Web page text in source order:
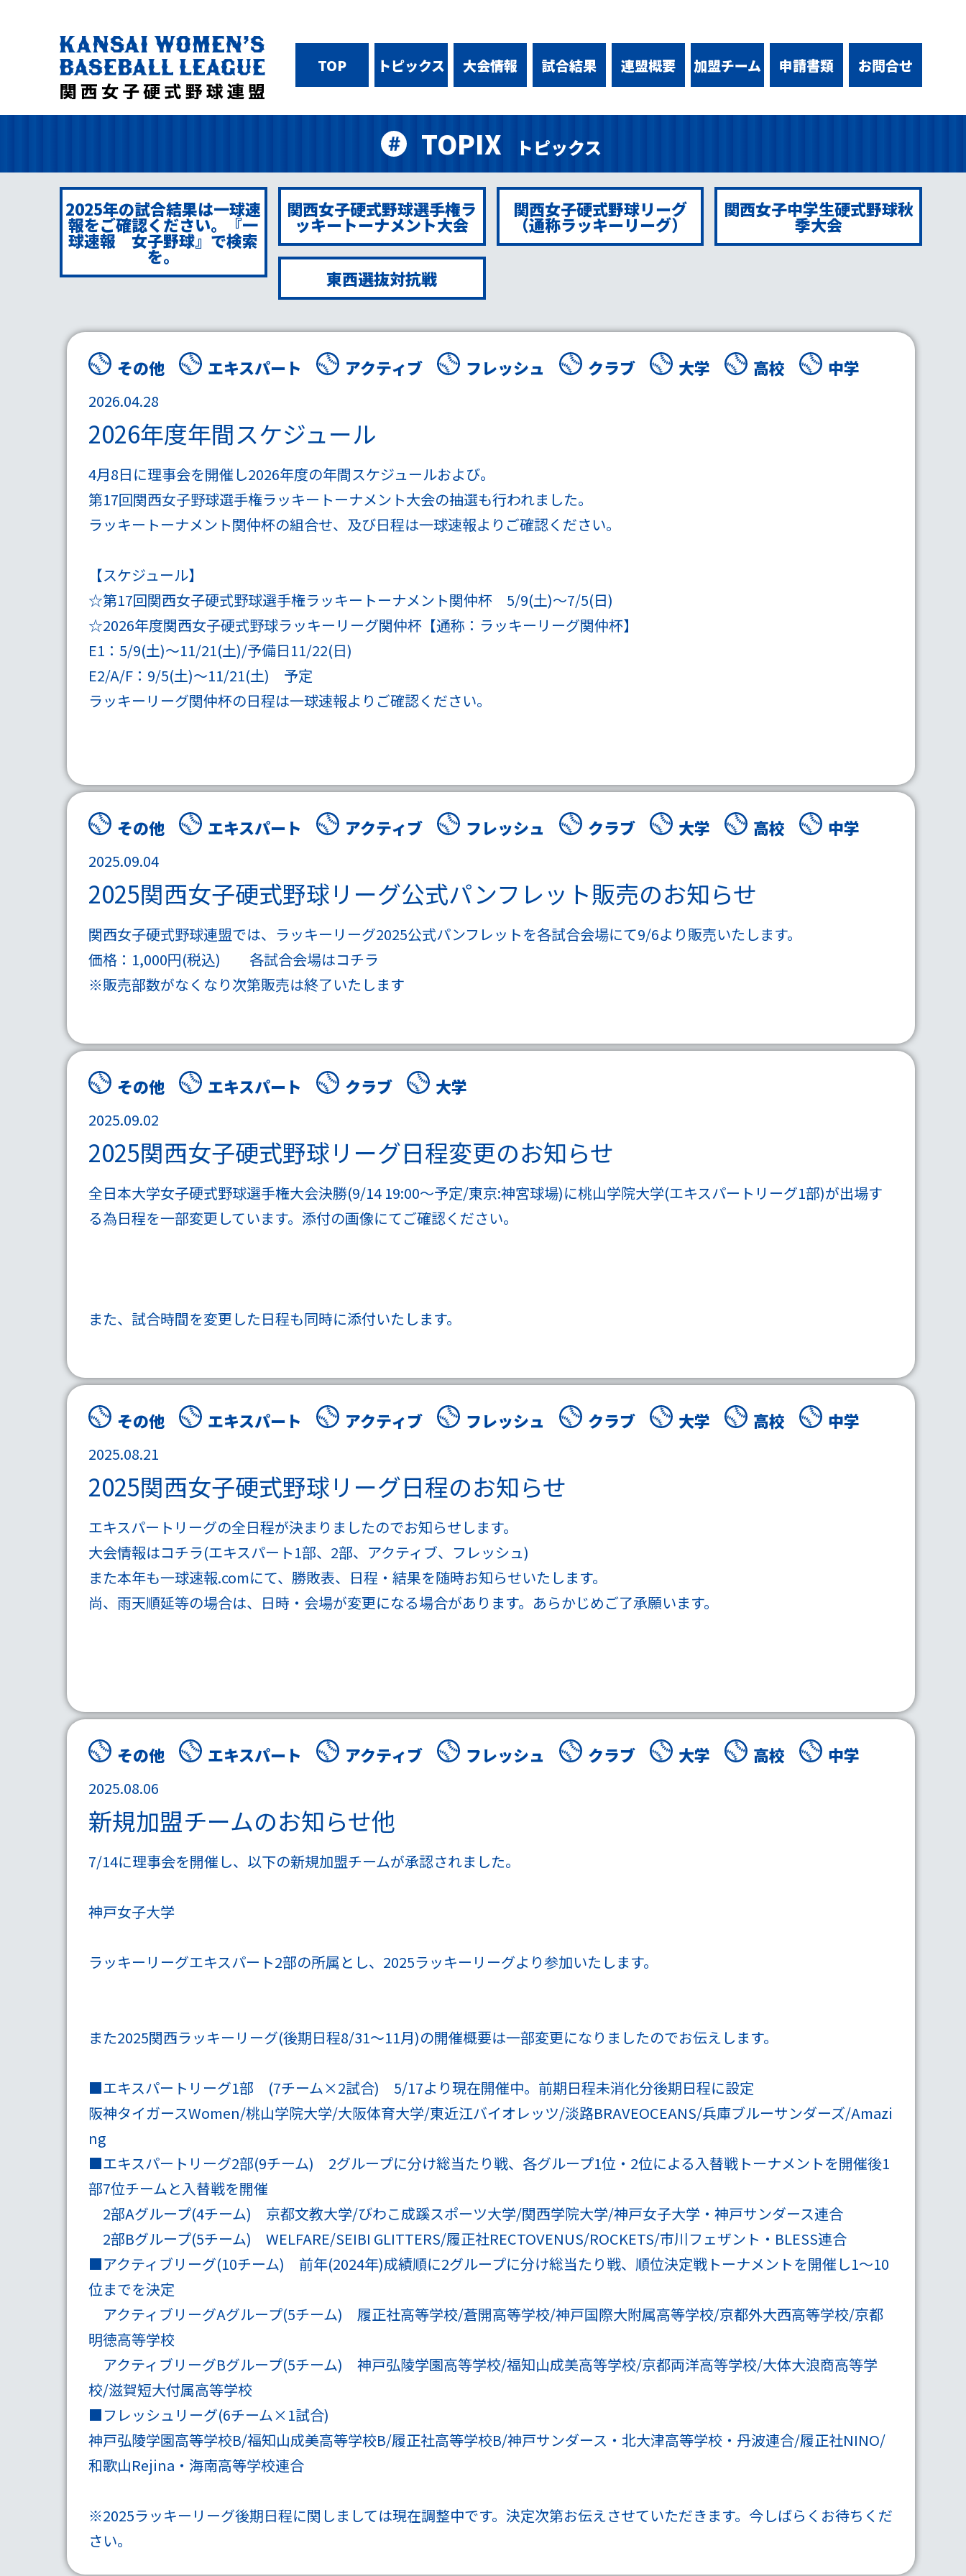
TOP トピックス 大会情報 試合結果 連盟概要 加盟チーム 申請書類 お問合せ
TOPIX トピックス
2025年の試合結果は一球速
報をご確認ください。『一
球速報 女子野球』で検索
を。
関西女子硬式野球選手権ラ
ッキートーナメント大会
関西女子硬式野球リーグ
（通称ラッキーリーグ）
関西女子中学生硬式野球秋
季大会
東西選抜対抗戦
その他 エキスパート アクティブ フレッシュ クラブ 大学 高校 中学
2026.04.28
2026年度年間スケジュール
4月8日に理事会を開催し2026年度の年間スケジュールおよび。
第17回関西女子野球選手権ラッキートーナメント大会の抽選も行われました。
ラッキートーナメント関仲杯の組合せ、及び日程は一球速報よりご確認ください。
【スケジュール】
☆第17回関西女子硬式野球選手権ラッキートーナメント関仲杯 5/9(土)～7/5(日)
☆2026年度関西女子硬式野球ラッキーリーグ関仲杯【通称：ラッキーリーグ関仲杯】
E1：5/9(土)～11/21(土)/予備日11/22(日)
E2/A/F：9/5(土)～11/21(土) 予定
ラッキーリーグ関仲杯の日程は一球速報よりご確認ください。
その他 エキスパート アクティブ フレッシュ クラブ 大学 高校 中学
2025.09.04
2025関西女子硬式野球リーグ公式パンフレット販売のお知らせ
関西女子硬式野球連盟では、ラッキーリーグ2025公式パンフレットを各試合会場にて9/6より販売いたします。
価格：1,000円(税込) 各試合会場はコチラ
※販売部数がなくなり次第販売は終了いたします
その他 エキスパート クラブ 大学
2025.09.02
2025関西女子硬式野球リーグ日程変更のお知らせ
全日本大学女子硬式野球選手権大会決勝(9/14 19:00～予定/東京:神宮球場)に桃山学院大学(エキスパートリーグ1部)が出場す
る為日程を一部変更しています。添付の画像にてご確認ください。
また、試合時間を変更した日程も同時に添付いたします。
その他 エキスパート アクティブ フレッシュ クラブ 大学 高校 中学
2025.08.21
2025関西女子硬式野球リーグ日程のお知らせ
エキスパートリーグの全日程が決まりましたのでお知らせします。
大会情報はコチラ(エキスパート1部、 2部、 アクティブ、 フレッシュ)
また本年も一球速報.comにて、勝敗表、日程・結果を随時お知らせいたします。
尚、雨天順延等の場合は、日時・会場が変更になる場合があります。あらかじめご了承願います。
その他 エキスパート アクティブ フレッシュ クラブ 大学 高校 中学
2025.08.06
新規加盟チームのお知らせ他
7/14に理事会を開催し、以下の新規加盟チームが承認されました。
神戸女子大学
ラッキーリーグエキスパート2部の所属とし、2025ラッキーリーグより参加いたします。
また2025関西ラッキーリーグ(後期日程8/31～11月)の開催概要は一部変更になりましたのでお伝えします。
■エキスパートリーグ1部 (7チーム×2試合) 5/17より現在開催中。前期日程未消化分後期日程に設定
阪神タイガースWomen/桃山学院大学/大阪体育大学/東近江バイオレッツ/淡路BRAVEOCEANS/兵庫ブルーサンダーズ/Amazi
ng
■エキスパートリーグ2部(9チーム) 2グループに分け総当たり戦、各グループ1位・2位による入替戦トーナメントを開催後1
部7位チームと入替戦を開催
2部Aグループ(4チーム) 京都文教大学/びわこ成蹊スポーツ大学/関西学院大学/神戸女子大学・神戸サンダース連合
2部Bグループ(5チーム) WELFARE/SEIBI GLITTERS/履正社RECTOVENUS/ROCKETS/市川フェザント・BLESS連合
■アクティブリーグ(10チーム) 前年(2024年)成績順に2グループに分け総当たり戦、順位決定戦トーナメントを開催し1～10
位までを決定
アクティブリーグAグループ(5チーム) 履正社高等学校/蒼開高等学校/神戸国際大附属高等学校/京都外大西高等学校/京都
明徳高等学校
アクティブリーグBグループ(5チーム) 神戸弘陵学園高等学校/福知山成美高等学校/京都両洋高等学校/大体大浪商高等学
校/滋賀短大付属高等学校
■フレッシュリーグ(6チーム×1試合)
神戸弘陵学園高等学校B/福知山成美高等学校B/履正社高等学校B/神戸サンダース・北大津高等学校・丹波連合/履正社NINO/
和歌山Rejina・海南高等学校連合
※2025ラッキーリーグ後期日程に関しましては現在調整中です。決定次第お伝えさせていただきます。今しばらくお待ちくだ
さい。